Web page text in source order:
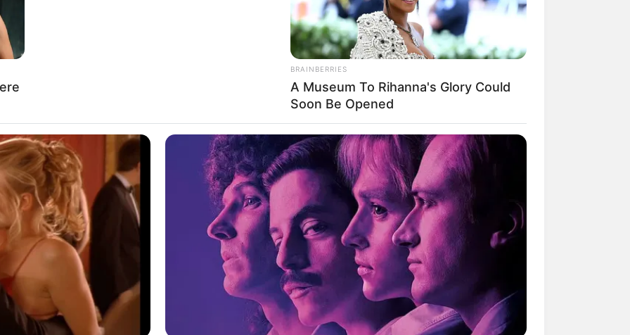
kostenlos eintragen:
Seite dürfen unter bestimmten Bedingungen für private und kommerzielle Zwecke kostenlos
BRAINBERRIES
A Museum To Rihanna's Glory Could
Soon Be Opened